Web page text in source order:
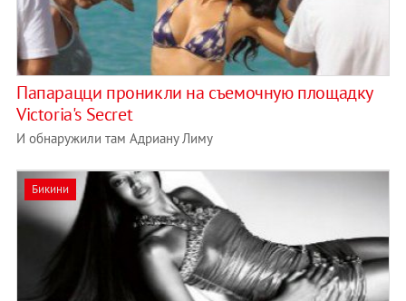
Папарацци проникли на съемочную площадку
Victoria's Secret
И обнаружили там Адриану Лиму
Бикини